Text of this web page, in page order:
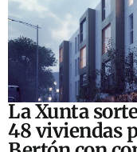
La Xunta
48 viviendas